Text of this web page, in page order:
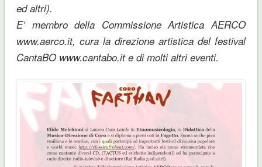
ed altri).
E’ membro della Commissione Artistica AERCO
www.aerco.it, cura la direzione artistica del festival
CantaBO www.cantabo.it e di molti altri eventi.